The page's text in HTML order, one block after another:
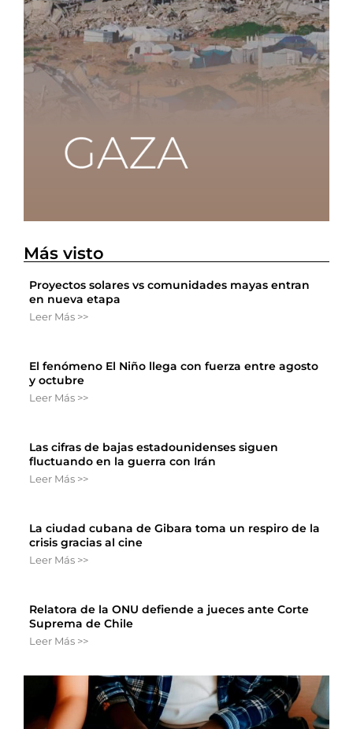
Más visto
Proyectos solares vs comunidades mayas entran
en nueva etapa
Leer Más >>
El fenómeno El Niño llega con fuerza entre agosto
y octubre
Leer Más >>
Las cifras de bajas estadounidenses siguen
fluctuando en la guerra con Irán
Leer Más >>
La ciudad cubana de Gibara toma un respiro de la
crisis gracias al cine
Leer Más >>
Relatora de la ONU defiende a jueces ante Corte
Suprema de Chile
Leer Más >>